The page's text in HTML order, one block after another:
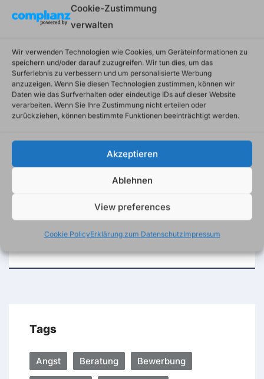
Cookie-Zustimmung
verwalten
Wir verwenden Technologien wie Cookies, um Geräteinformationen zu
speichern und/oder darauf zuzugreifen. Wir tun dies, um das
Surferlebnis zu verbessern und um personalisierte Werbung
anzuzeigen. Wenn Sie diesen Technologien zustimmen, können wir
Daten wie das Surfverhalten oder eindeutige IDs auf dieser Website
verarbeiten. Wenn Sie Ihre Zustimmung nicht erteilen oder
zurückziehen, können bestimmte Funktionen beeinträchtigt werden.
Akzeptieren
Ablehnen
View preferences
Cookie PolicyErklärung zum DatenschutzImpressum
Recent Comments
Es sind keine Kommentare vorhanden.
Tags
Angst Beratung Bewerbung